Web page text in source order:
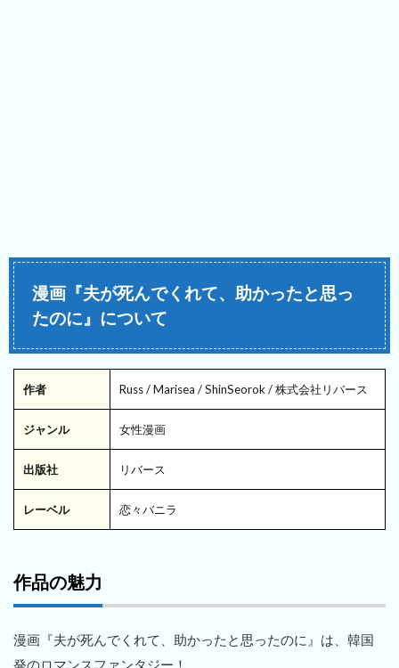
漫画『夫が死んでくれて、助かったと思っ
たのに』について
作者 Russ / Marisea / ShinSeorok / 株式会社リバース
ジャンル 女性漫画
出版社 リバース
レーベル 恋々バニラ
作品の魅力
漫画『夫が死んでくれて、助かったと思ったのに』は、韓国